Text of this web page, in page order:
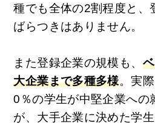
種でも全体の2割程度と、
ばらつきはありません。
また登録企業の規模も、
大企業まで多種多様。実
0％の学生が中堅企業への
が、大手企業に決めた学